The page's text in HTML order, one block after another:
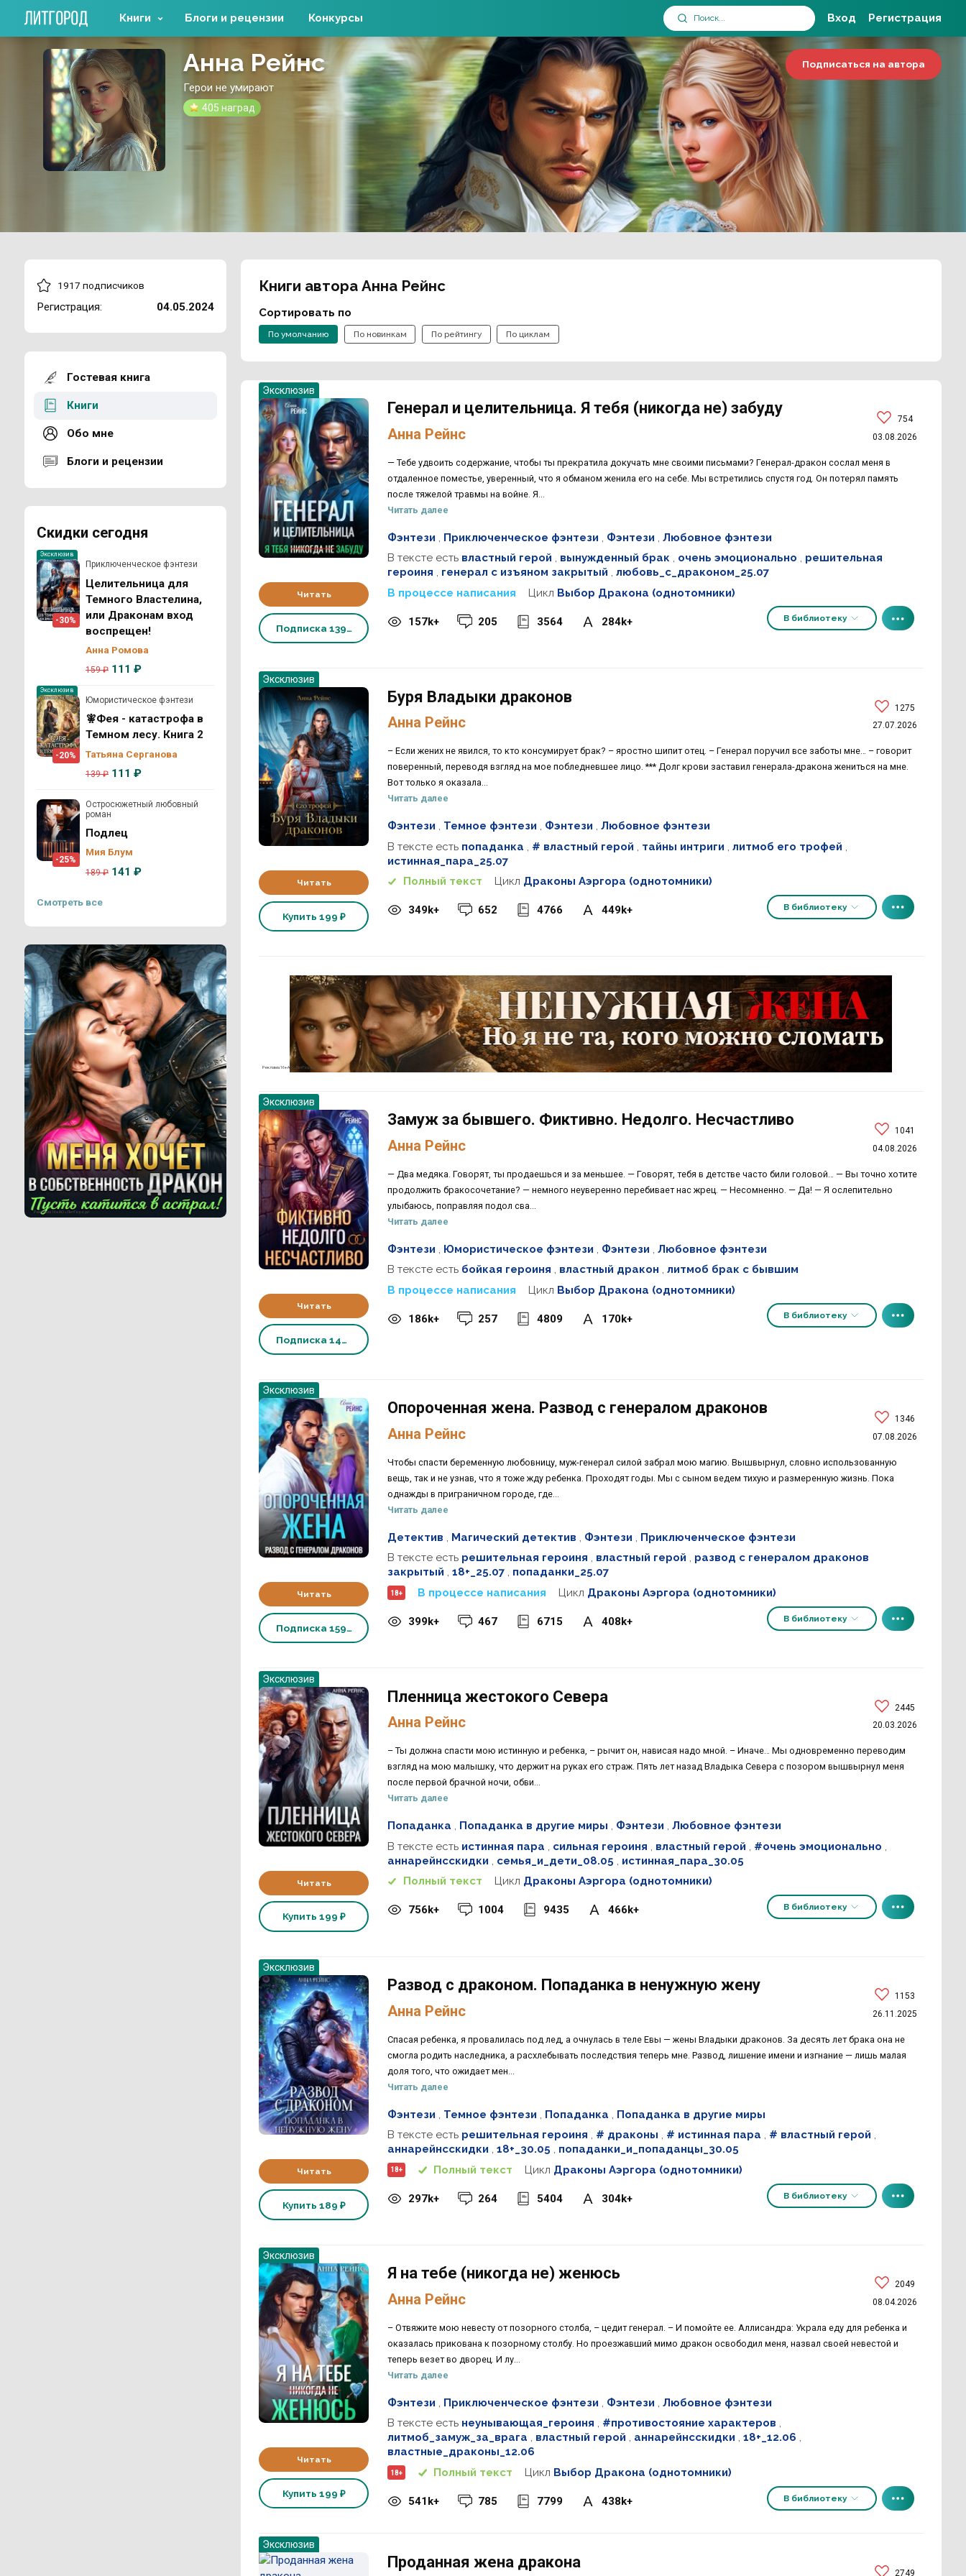
Подписаться на автора
Анна Рейнс
Герои не умирают
405 наград
1917 подписчиков
04.05.2024
Регистрация:
Гостевая книга
Книги
Обо мне
Блоги и рецензии
Скидки сегодня
Эксклюзив
-30%
Приключенческое фэнтези
Целительница для
Темного Властелина,
или Драконам вход
воспрещен!
Анна Ромова
159 ₽ 111 ₽
Эксклюзив
-20%
Юмористическое фэнтези
🧚Фея - катастрофа в
Темном лесу. Книга 2
Татьяна Серганова
139 ₽ 111 ₽
-25%
Остросюжетный любовный
роман
Подлец
Мия Блум
189 ₽ 141 ₽
Смотреть все
Реклама 16+ АО «ЛитГород»
Книги автора Анна Рейнс
Сортировать по
По умолчанию По новинкам По рейтингу По циклам
Эксклюзив
Читать
Подписка 139 ₽
Генерал и целительница. Я тебя (никогда не) забуду
Анна Рейнс
754
03.08.2026
— Тебе удвоить содержание, чтобы ты прекратила докучать мне своими письмами? Генерал-дракон сослал меня в
отдаленное поместье, уверенный, что я обманом женила его на себе. Мы встретились спустя год. Он потерял память
после тяжелой травмы на войне. Я...
Читать далее
Фэнтези , Приключенческое фэнтези , Фэнтези , Любовное фэнтези
В тексте есть властный герой , вынужденный брак , очень эмоционально , решительная
героиня , генерал с изъяном закрытый , любовь_с_драконом_25.07
В процессе написания
Цикл Выбор Дракона (однотомники)
157k+ 205 3564 284k+ В библиотеку
Эксклюзив
Читать
Купить 199 ₽
Буря Владыки драконов
Анна Рейнс
1275
27.07.2026
– Если жених не явился, то кто консумирует брак? – яростно шипит отец. – Генерал поручил все заботы мне… – говорит
поверенный, переводя взгляд на мое побледневшее лицо. *** Долг крови заставил генерала-дракона жениться на мне.
Вот только я оказала...
Читать далее
Фэнтези , Темное фэнтези , Фэнтези , Любовное фэнтези
В тексте есть попаданка # властный герой тайны интриги литмоб его трофей
истинная_пара_25.07
Полный текст
Цикл Драконы Аэргора (однотомники)
349k+ 652 4766 449k+ В библиотеку
Реклама 16+ АО «ЛитГород»
Эксклюзив
Читать
Подписка 149 ₽
Замуж за бывшего. Фиктивно. Недолго. Несчастливо
Анна Рейнс
1041
04.08.2026
— Два медяка. Говорят, ты продаешься и за меньшее. — Говорят, тебя в детстве часто били головой… — Вы точно хотите
продолжить бракосочетание? — немного неуверенно перебивает нас жрец. — Несомненно. — Да! — Я ослепительно
улыбаюсь, поправляя подол сва...
Читать далее
Фэнтези Юмористическое фэнтези Фэнтези
Любовное фэнтези
В тексте есть бойкая героиня , властный дракон , литмоб брак с бывшим
В процессе написания
Цикл Выбор Дракона (однотомники)
186k+ 257 4809 170k+ В библиотеку
Эксклюзив
Читать
Подписка 159 ₽
Опороченная жена. Развод с генералом драконов
Анна Рейнс
1346
07.08.2026
Чтобы спасти беременную любовницу, муж-генерал силой забрал мою магию. Вышвырнул, словно использованную
вещь, так и не узнав, что я тоже жду ребенка. Проходят годы. Мы с сыном ведем тихую и размеренную жизнь. Пока
однажды в приграничном городе, где...
Читать далее
Детектив , Магический детектив , Фэнтези , Приключенческое фэнтези
В тексте есть решительная героиня , властный герой , развод с генералом драконов
закрытый , 18+_25.07, попаданки_25.07
18+ В процессе написания Цикл Драконы Аэргора (однотомники)
399k+ 467 6715 408k+ В библиотеку
Эксклюзив
Читать
Купить 199 ₽
Пленница жестокого Севера
Анна Рейнс
2445
20.03.2026
– Ты должна спасти мою истинную и ребенка, – рычит он, нависая надо мной. – Иначе… Мы одновременно переводим
взгляд на мою малышку, что держит на руках его страж. Пять лет назад Владыка Севера с позором вышвырнул меня
после первой брачной ночи, обви...
Читать далее
Попаданка , Попаданка в другие миры , Фэнтези , Любовное фэнтези
В тексте есть истинная пара , сильная героиня , властный герой , #очень эмоционально ,
аннарейнсскидки , семья_и_дети_08.05 , истинная_пара_30.05
Полный текст
Цикл Драконы Аэргора (однотомники)
756k+ 1004 9435 466k+ В библиотеку
Эксклюзив
Читать
Купить 189 ₽
Развод с драконом. Попаданка в ненужную жену
Анна Рейнс
1153
26.11.2025
Спасая ребенка, я провалилась под лед, а очнулась в теле Евы — жены Владыки драконов. За десять лет брака она не
смогла родить наследника, а расхлебывать последствия теперь мне. Развод, лишение имени и изгнание — лишь малая
доля того, что ожидает мен...
Читать далее
Фэнтези , Темное фэнтези , Попаданка , Попаданка в другие миры
В тексте есть решительная героиня , # драконы , # истинная пара , # властный герой ,
аннарейнсскидки , 18+_30.05 , попаданки_и_попаданцы_30.05
18+ Полный текст Цикл Драконы Аэргора (однотомники)
297k+ 264 5404 304k+ В библиотеку
Эксклюзив
Читать
Купить 199 ₽
Я на тебе (никогда не) женюсь
Анна Рейнс
2049
08.04.2026
– Отвяжите мою невесту от позорного столба, – цедит генерал. – И помойте ее. Аллисандра: Украла еду для ребенка и
оказалась прикована к позорному столбу. Но проезжавший мимо дракон освободил меня, назвал своей невестой и
теперь везет во дворец. И лу...
Читать далее
Фэнтези , Приключенческое фэнтези , Фэнтези , Любовное фэнтези
В тексте есть неунывающая_героиня , #противостояние характеров ,
литмоб_замуж_за_врага , властный герой , аннарейнсскидки , 18+_12.06 ,
властные_драконы_12.06
18+ Полный текст Цикл Выбор Дракона (однотомники)
541k+ 785 7799 438k+ В библиотеку
Эксклюзив
Проданная жена дракона
2749
Книги Блоги и рецензии Конкурсы Вход Регистрация